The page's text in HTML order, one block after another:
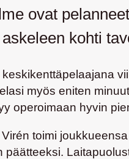
ovat
kohti
myös eniten
operoimaan hyvin
toimi